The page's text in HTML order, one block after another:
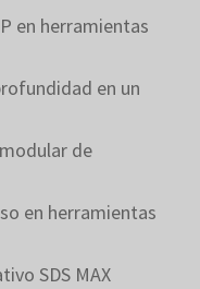
en herramientas
en un
de
en herramientas
SDS MAX